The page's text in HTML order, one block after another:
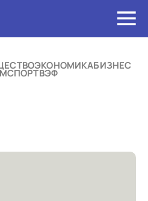
ЭКОНОМИКАБИЗНЕС
СПОРТВЭФ